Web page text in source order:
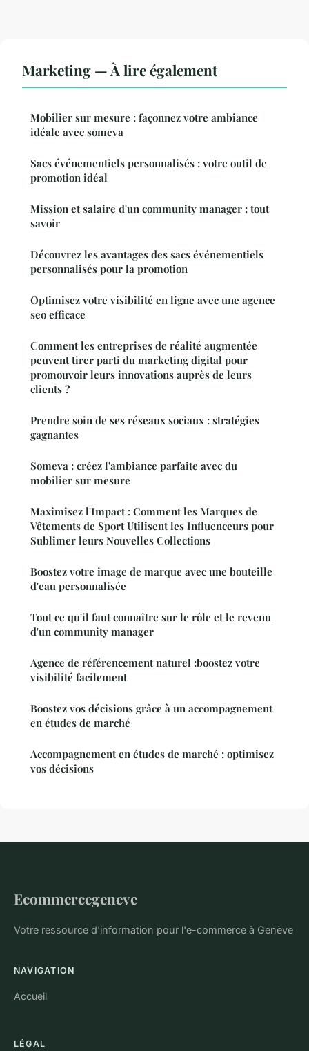
Marketing — À lire également
Mobilier sur mesure : façonnez votre ambiance
idéale avec someva
Sacs événementiels personnalisés : votre outil de
promotion idéal
Mission et salaire d'un community manager : tout
savoir
Découvrez les avantages des sacs événementiels
personnalisés pour la promotion
Optimisez votre visibilité en ligne avec une agence
seo efficace
Comment les entreprises de réalité augmentée
peuvent tirer parti du marketing digital pour
promouvoir leurs innovations auprès de leurs
clients ?
Prendre soin de ses réseaux sociaux : stratégies
gagnantes
Someva : créez l'ambiance parfaite avec du
mobilier sur mesure
Maximisez l'Impact : Comment les Marques de
Vêtements de Sport Utilisent les Influenceurs pour
Sublimer leurs Nouvelles Collections
Boostez votre image de marque avec une bouteille
d'eau personnalisée
Tout ce qu'il faut connaître sur le rôle et le revenu
d'un community manager
Agence de référencement naturel :boostez votre
visibilité facilement
Boostez vos décisions grâce à un accompagnement
en études de marché
Accompagnement en études de marché : optimisez
vos décisions
Ecommercegeneve
Votre ressource d'information pour l'e-commerce à Genève
NAVIGATION
Accueil
LÉGAL